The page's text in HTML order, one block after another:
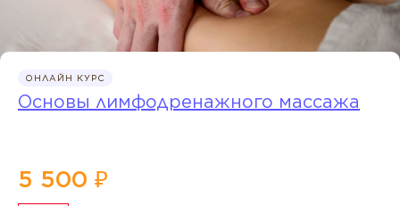
ОНЛАЙН КУРС
Основы лимфодренажного массажа
5 500 ₽